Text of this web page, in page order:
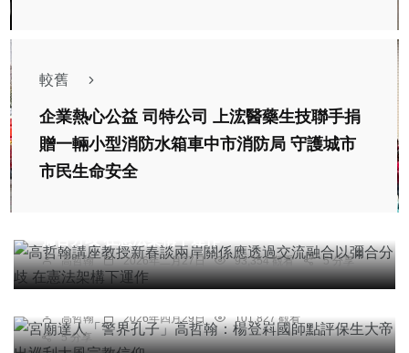
較舊
企業熱心公益 司特公司 上浤醫藥生技聯手捐
贈一輛小型消防水箱車中市消防局 守護城市
市民生命安全
高哲翰 2026年二月27日 93,354 觀看 5 分享
專欄
宮廟達人「警界孔子」高哲翰：楊登嵙國師點評保
高哲翰 2026年四月29日
101,827 觀看
5 分享
專欄